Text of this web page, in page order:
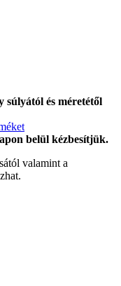
súlyától és méretétől
belül kézbesítjük.
valamint a